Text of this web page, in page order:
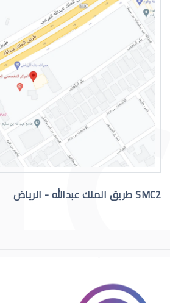
رقم دكتور عيون
SMC2 طريق الملك عبدالله - الرياض